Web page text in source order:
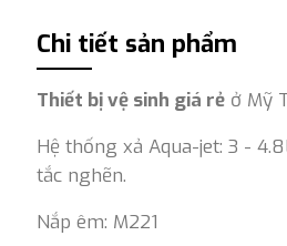
Chi tiết sản phẩm
Thiết bị vệ sinh giá rẻ ở Mỹ
Hệ thống xả Aqua-jet: 3 -
tắc nghẽn.
Nắp êm: M221